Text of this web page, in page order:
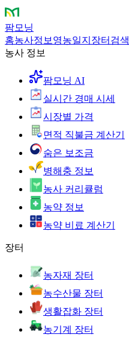
팜모닝
홈농사정보 영농일지 장터 검색
농사 정보
팜모닝 AI
실시간 경매 시세
시장별 가격
면적 직불금 계산기
숨은 보조금
병해충 정보
농사 커리큘럼
농약 정보
농약 비료 계산기
장터
농자재 장터
농수산물 장터
생활잡화 장터
농기계 장터